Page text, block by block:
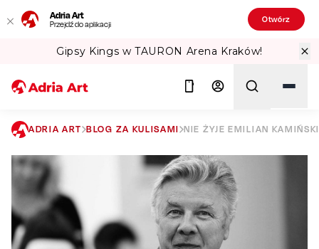
Adria Art
Przejdź do aplikacji Otwórz
Gipsy Kings w TAURON Arena Kraków!
Szukaj
ADRIA ART BLOG ZA KULISAMI NIE ŻYJE EMILIAN